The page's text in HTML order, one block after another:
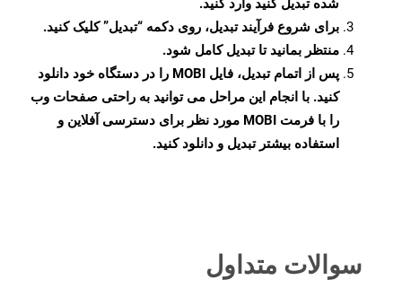
شده تبدیل کنید وارد کنید.
برای شروع فرآیند تبدیل، روی دکمه “تبدیل” کلیک کنید.
منتظر بمانید تا تبدیل کامل شود.
پس از اتمام تبدیل، فایل MOBI را در دستگاه خود دانلود
کنید. با انجام این مراحل می توانید به راحتی صفحات وب
را با فرمت MOBI مورد نظر برای دسترسی آفلاین و
استفاده بیشتر تبدیل و دانلود کنید.
سوالات متداول